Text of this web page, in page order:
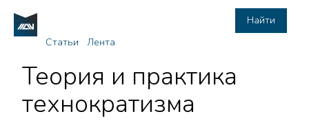
Найти
Статьи
Лента
Теория и практика
технократизма